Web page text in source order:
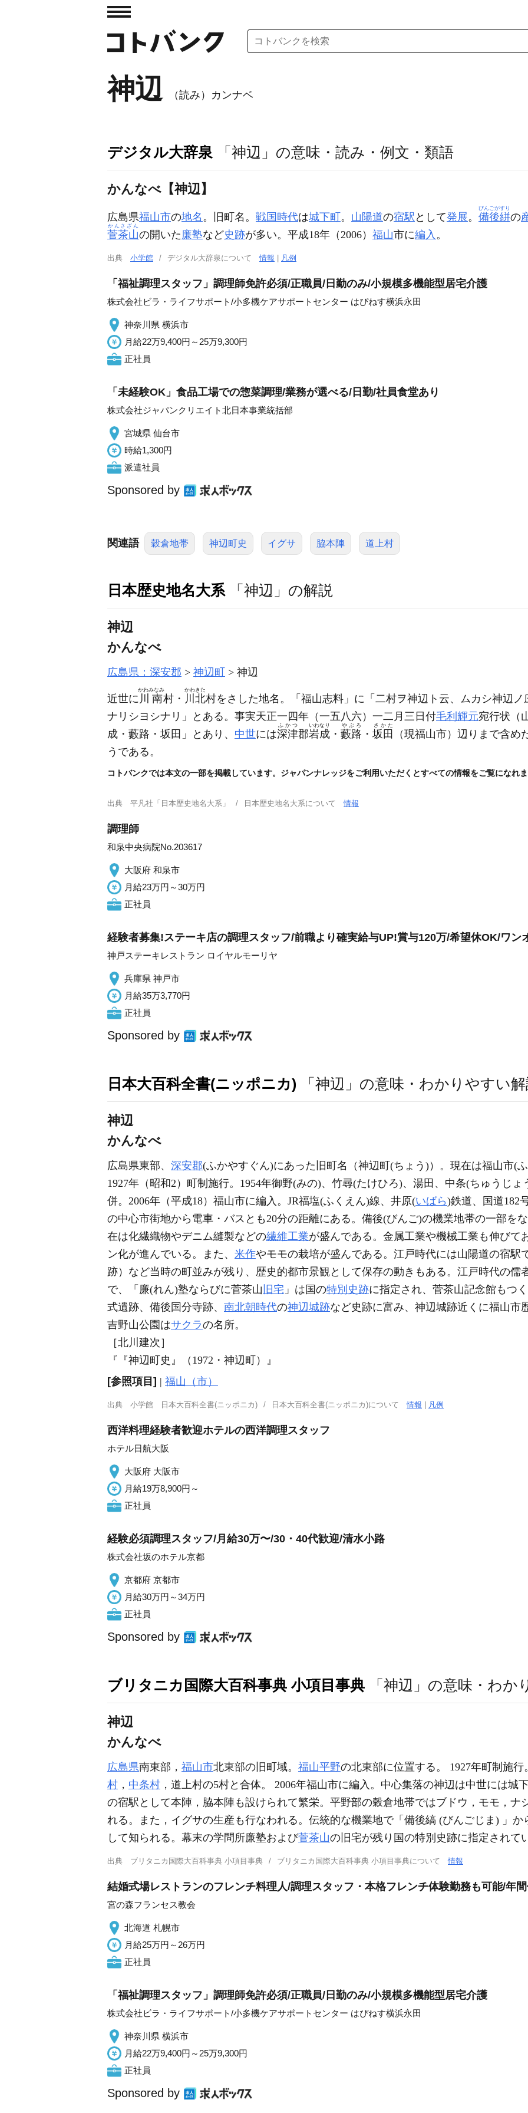
神辺 （読み）カンナベ
デジタル大辞泉 「神辺」の意味・読み・例文・類語
かんなべ【神辺】
広島県福山市の地名 。旧町名。 戦国時代は城下町 。 山陽道の宿駅 として発展。 備後絣
びんごがすり
の
菅茶山
かんさざん
の開いた 廉塾など史跡が多い。平成18年（2006） 福山市に編入 。
出典 小学館 デジタル大辞泉について情報 凡例
「福祉調理スタッフ」調理師免許必須/正職員/日勤のみ/小規模多機能型居宅介護
株式会社ビラ・ライフサポート/小多機ケアサポートセンター はぴねす横浜永田
神奈川県 横浜市
月給22万9,400円～25万9,300円
正社員
「未経験OK」食品工場での惣菜調理/業務が選べる/日勤/社員食堂あり
株式会社ジャパンクリエイト北日本事業統括部
宮城県 仙台市
時給1,300円
派遣社員
Sponsored by
関連語 穀倉地帯 神辺町史 イグサ 脇本陣 道上村
日本歴史地名大系 「神辺」の解説
神辺
かんなべ
広島県：深安郡 神辺町 神辺
近世に 川南
かわみなみ
村・ 川北
かわきた
村をさした地名。「福山志料」に「二村ヲ神辺ト云、ムカシ神辺
ナリシヨシナリ」とある。事実天正一四年 （一五八六） 一二月三日付毛利輝元宛行状
成・藪路・坂田」とあり、 中世には深津
ふかつ
郡岩成
いわなり
・ 藪路
やぶろ
・ 坂田
さかた
（現福山市） 辺りまで含め
うである。
コトバンクでは本文の一部を掲載しています。ジャパンナレッジをご利用いただくとすべての情報をご覧になれ
出典 平凡社「日本歴史地名大系」 日本歴史地名大系について情報
調理師
和泉中央病院No.203617
大阪府 和泉市
月給23万円～30万円
正社員
経験者募集!ステーキ店の調理スタッフ/前職より確実給与UP!賞与120万/希望休OK/ワン
神戸ステーキレストラン ロイヤルモーリヤ
兵庫県 神戸市
月給35万3,770円
正社員
Sponsored by
日本大百科全書(ニッポニカ) 「神辺」の意味・わかりやすい
神辺
かんなべ
広島県東部、 深安郡(ふかやすぐん)にあった旧町名（神辺町(ちょう)）。現在は福山市(
1927年（昭和2）町制施行。1954年御野(みの)、竹尋(たけひろ)、湯田、中条(ちゅうじょ
併。2006年（平成18）福山市に編入。JR福塩(ふくえん)線、井原(いばら)鉄道、国道182
の中心市街地から電車・バスとも20分の距離にある。備後(びんご)の機業地帯の一部を
在は化繊織物やデニム縫製などの繊維工業が盛んである。金属工業や機械工業も伸びて
ン化が進んでいる。また、 米作やモモの栽培が盛んである。江戸時代には山陽道の宿駅
跡）など当時の町並みが残り、歴史的都市景観として保存の動きもある。江戸時代の儒
で、「廉(れん)塾ならびに菅茶山 旧宅 」は国の特別史跡に指定され、菅茶山記念館もつ
式遺跡、備後国分寺跡、 南北朝時代の神辺城跡など史跡に富み、神辺城跡近くに福山市
吉野山公園はサクラの名所。
［北川建次］
『『神辺町史』（1972・神辺町）』
[参照項目] | 福山（市）
出典 小学館 日本大百科全書(ニッポニカ) 日本大百科全書(ニッポニカ)について情報 凡例
西洋料理経験者歓迎ホテルの西洋調理スタッフ
ホテル日航大阪
大阪府 大阪市
月給19万8,900円～
正社員
経験必須調理スタッフ/月給30万〜/30・40代歓迎/清水小路
株式会社坂のホテル京都
京都府 京都市
月給30万円～34万円
正社員
Sponsored by
ブリタニカ国際大百科事典 小項目事典 「神辺」の意味・わか
神辺
かんなべ
広島県南東部， 福山市北東部の旧町域。 福山平野の北東部に位置する。 1927年町制施
村 ， 中条村 ，道上村の5村と合体。 2006年福山市に編入。中心集落の神辺は中世には城
の宿駅として本陣，脇本陣も設けられて繁栄。平野部の穀倉地帯ではブドウ，モモ，ナ
れる。また，イグサの生産も行なわれる。伝統的な機業地で「備後縞 (びんごじま) 」
して知られる。幕末の学問所廉塾および菅茶山の旧宅が残り国の特別史跡に指定されて
出典 ブリタニカ国際大百科事典 小項目事典 ブリタニカ国際大百科事典 小項目事典について情報
結婚式場レストランのフレンチ料理人/調理スタッフ・本格フレンチ体験勤務も可能/年
宮の森フランセス教会
北海道 札幌市
月給25万円～26万円
正社員
「福祉調理スタッフ」調理師免許必須/正職員/日勤のみ/小規模多機能型居宅介護
株式会社ビラ・ライフサポート/小多機ケアサポートセンター はぴねす横浜永田
神奈川県 横浜市
月給22万9,400円～25万9,300円
正社員
Sponsored by